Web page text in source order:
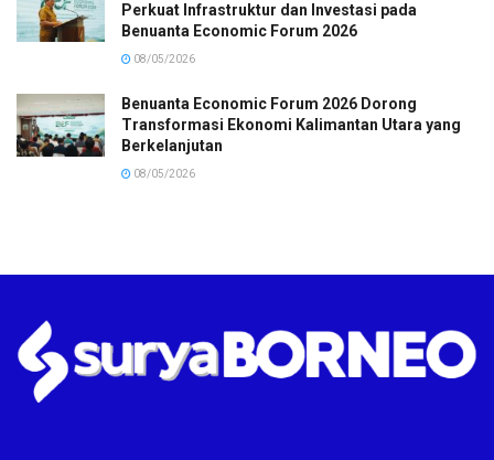
Perkuat Infrastruktur dan Investasi pada
Benuanta Economic Forum 2026
08/05/2026
Benuanta Economic Forum 2026 Dorong
Transformasi Ekonomi Kalimantan Utara yang
Berkelanjutan
08/05/2026